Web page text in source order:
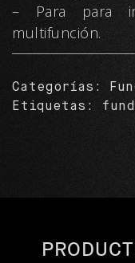
– Para para
multifunción.
Categorías:
Etiquetas: